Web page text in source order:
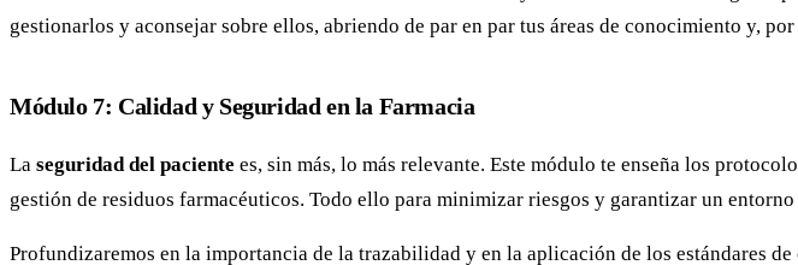
gestionarlos y aconsejar sobre ellos, abriendo de par en par tus áreas de conocimiento y,
Módulo 7: Calidad y Seguridad en la Farmacia
La seguridad del paciente es, sin más, lo más relevante. Este módulo te enseña los
gestión de residuos farmacéuticos. Todo ello para minimizar riesgos y garantizar un
Profundizaremos en la importancia de la trazabilidad y en la aplicación de los estándares